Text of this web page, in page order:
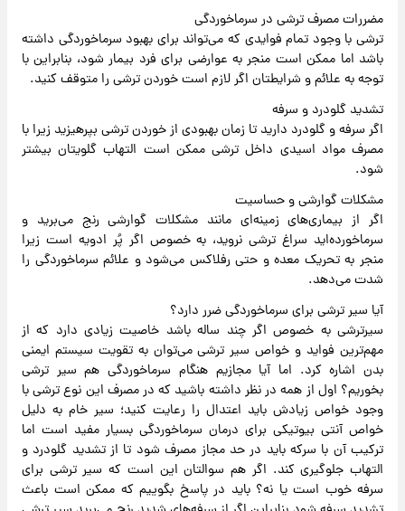
مضررات مصرف ترشی در سرماخوردگی
ترشی با وجود تمام فوایدی که می‌تواند برای بهبود سرماخوردگی داشته
باشد اما ممکن است منجر به عوارضی برای فرد بیمار شود، بنابراین با
توجه به علائم و شرایطتان اگر لازم است خوردن ترشی را متوقف کنید.
تشدید گلودرد و سرفه
اگر سرفه و گلودرد دارید تا زمان بهبودی از خوردن ترشی بپرهیزید زیرا با
مصرف مواد اسیدی داخل ترشی ممکن است التهاب گلویتان بیشتر
شود.
مشکلات گوارشی و حساسیت
اگر از بیماری‌های زمینه‌ای مانند مشکلات گوارشی رنج می‌برید و
سرماخورده‌اید سراغ ترشی نروید، به خصوص اگر پُر ادویه است زیرا
منجر به تحریک معده و حتی رفلاکس می‌شود و علائم سرماخوردگی را
شدت می‌دهد.
آیا سیر ترشی برای سرماخوردگی ضرر دارد؟
سیرترشی به خصوص اگر چند ساله باشد خاصیت زیادی دارد که از
مهم‌ترین فواید و خواص سیر ترشی می‌توان به تقویت سیستم ایمنی
بدن اشاره کرد. اما آیا مجازیم هنگام سرماخوردگی هم سیر ترشی
بخوریم؟ اول از همه در نظر داشته باشید که در مصرف این نوع ترشی با
وجود خواص زیادش باید اعتدال را رعایت کنید؛ سیر خام به دلیل
خواص آنتی بیوتیکی برای درمان سرماخوردگی بسیار مفید است اما
ترکیب آن با سرکه باید در حد مجاز مصرف شود تا از تشدید گلودرد و
التهاب جلوگیری کند. اگر هم سوالتان این است که سیر ترشی برای
سرفه خوب است یا نه؟ باید در پاسخ بگوییم که ممکن است باعث